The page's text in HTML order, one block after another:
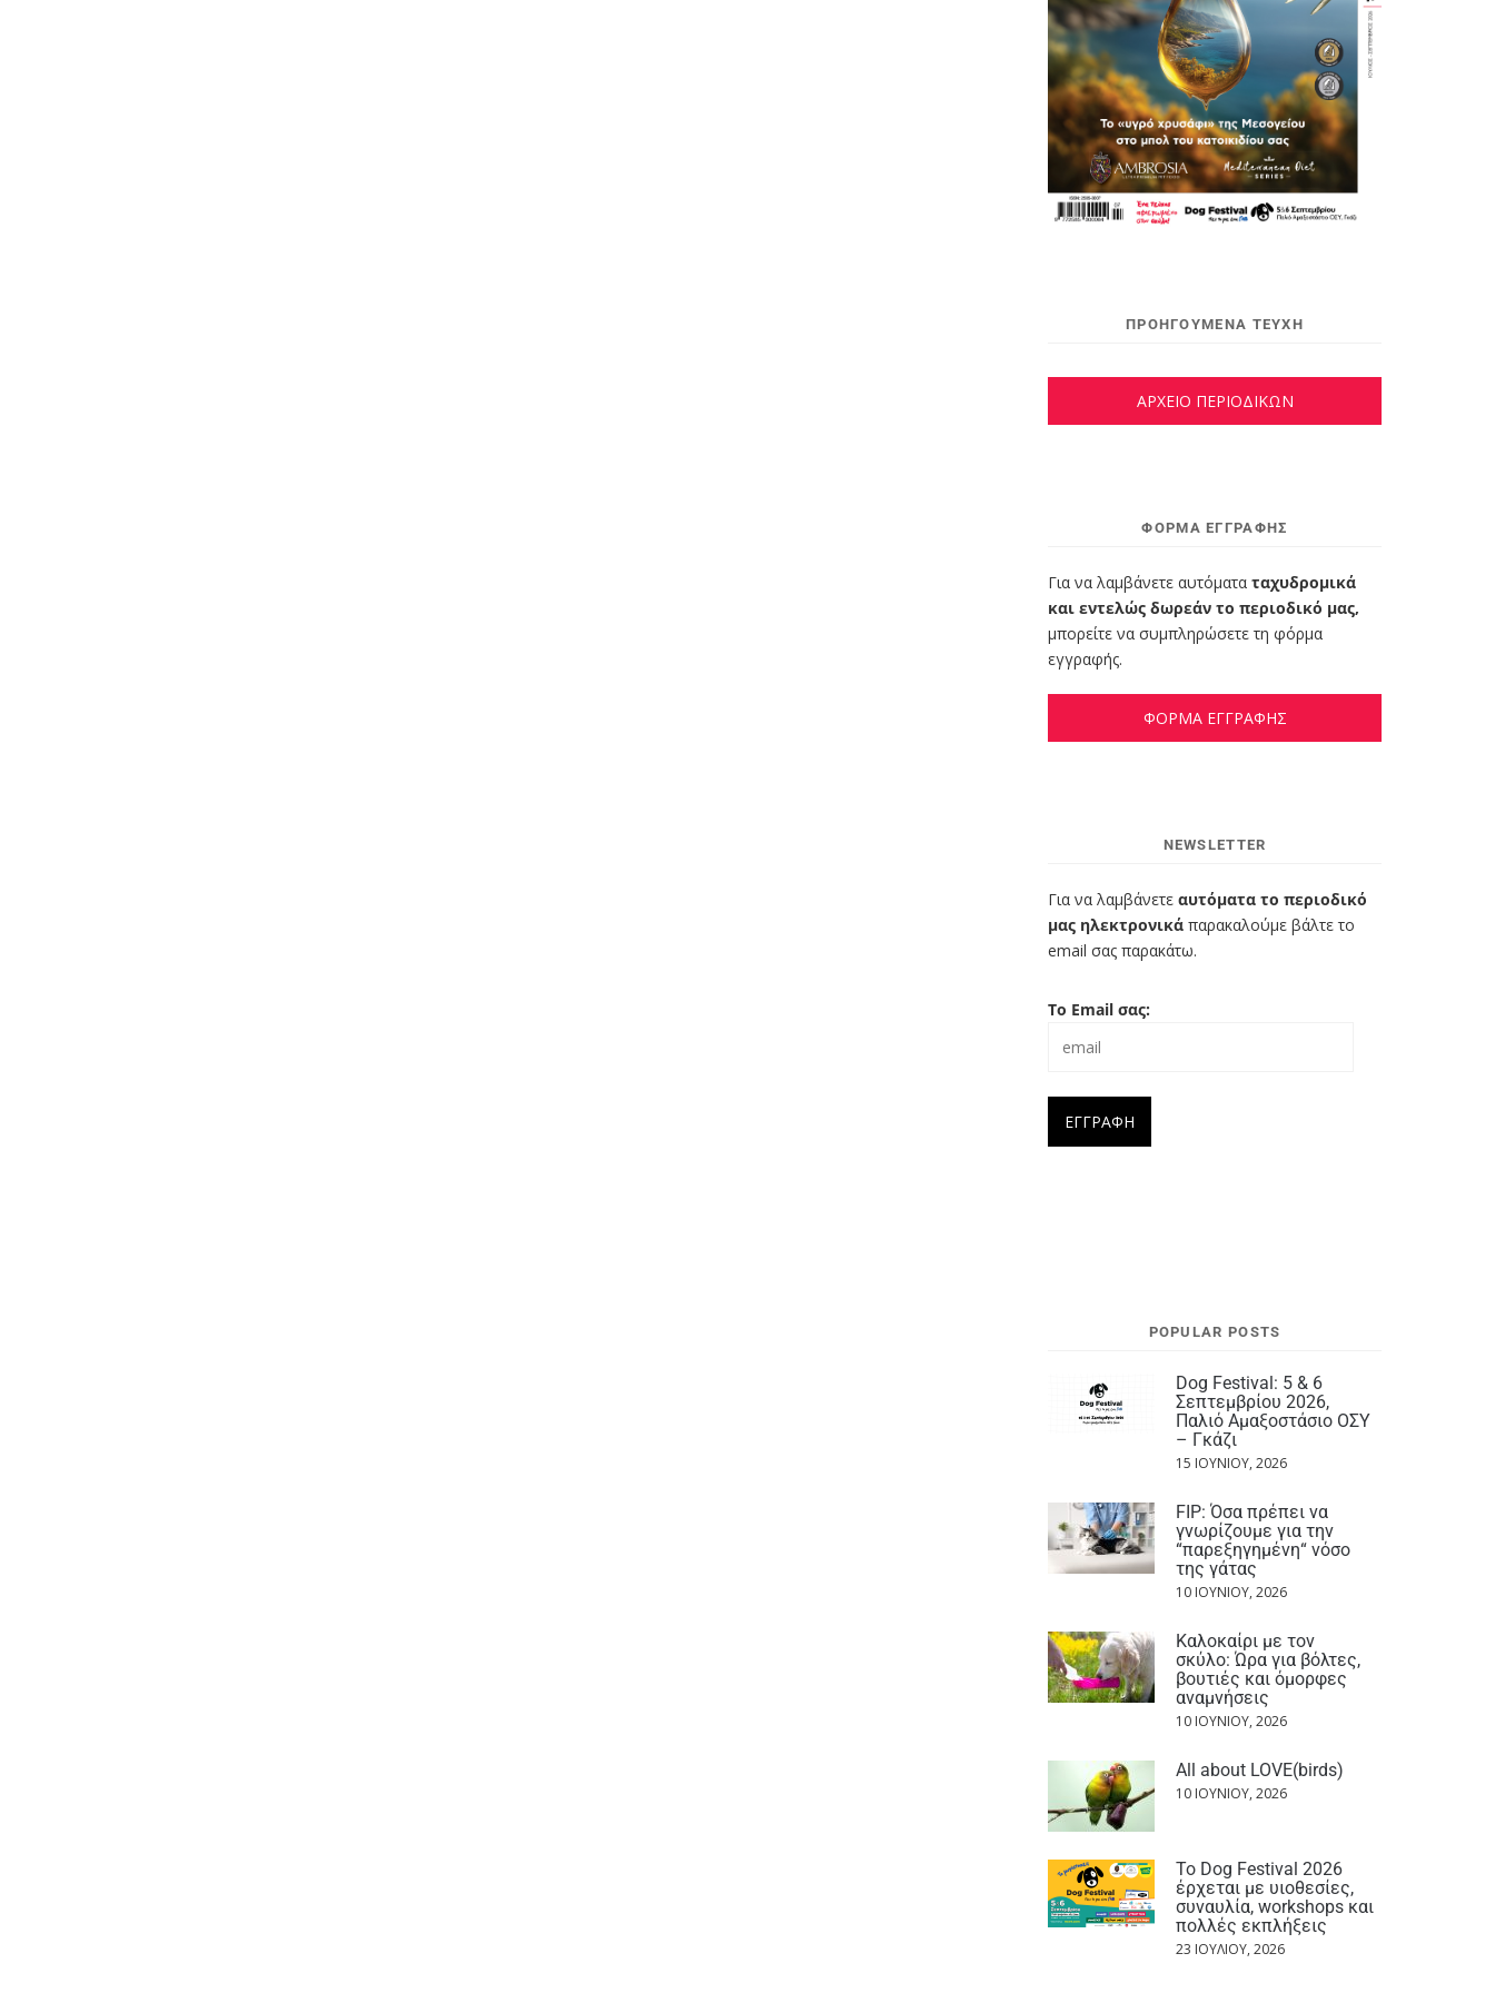
ΠΡΟΗΓΟΥΜΕΝΑ ΤΕΥΧΗ
ΑΡΧΕΙΟ ΠΕΡΙΟΔΙΚΩΝ
ΦΌΡΜΑ ΕΓΓΡΑΦΉΣ
Για να λαμβάνετε αυτόματα ταχυδρομικά
και εντελώς δωρεάν το περιοδικό μας,
μπορείτε να συμπληρώσετε τη φόρμα
εγγραφής.
ΦΟΡΜΑ ΕΓΓΡΑΦΗΣ
NEWSLETTER
Για να λαμβάνετε αυτόματα το περιοδικό
μας ηλεκτρονικά παρακαλούμε βάλτε το
email σας παρακάτω.
Το Email σας:
POPULAR POSTS
Dog Festival: 5 & 6
Σεπτεμβρίου 2026,
Παλιό Αμαξοστάσιο ΟΣΥ
– Γκάζι
15 ΙΟΥΝΊΟΥ, 2026
FIP: Όσα πρέπει να
γνωρίζουμε για την
“παρεξηγημένη“ νόσο
της γάτας
10 ΙΟΥΝΊΟΥ, 2026
Καλοκαίρι με τον
σκύλο: Ώρα για βόλτες,
βουτιές και όμορφες
αναμνήσεις
10 ΙΟΥΝΊΟΥ, 2026
All about LOVE(birds)
10 ΙΟΥΝΊΟΥ, 2026
Το Dog Festival 2026
έρχεται με υιοθεσίες,
συναυλία, workshops και
πολλές εκπλήξεις
23 ΙΟΥΛΊΟΥ, 2026